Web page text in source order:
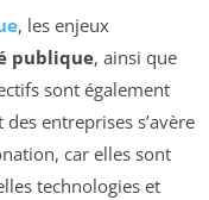
, les enjeux
publique, ainsi que
sont également
entreprises s’avère
car elles sont
technologies et